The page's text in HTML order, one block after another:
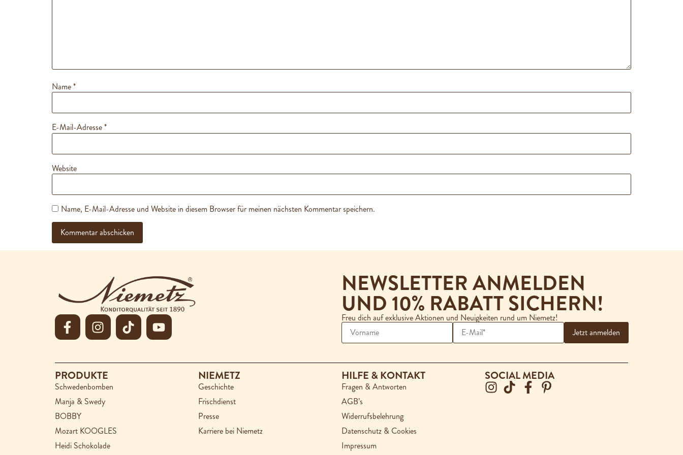
Name*
E-Mail-Adresse*
Website
Name, E-Mail-Adresse und Website in diesem Browser für meinen nächsten Kommentar speichern.
NEWSLETTER ANMELDEN
UND 10% RABATT SICHERN!
Freu dich auf exklusive Aktionen und Neuigkeiten rund um Niemetz!
PRODUKTE
Schwedenbomben
Manja & Swedy
BOBBY
Mozart KOOGLES
Heidi Schokolade
NIEMETZ
Geschichte
Frischdienst
Presse
Karriere bei Niemetz
HILFE & KONTAKT
Fragen & Antworten
AGB’s
Widerrufsbelehrung
Datenschutz & Cookies
Impressum
SOCIAL MEDIA